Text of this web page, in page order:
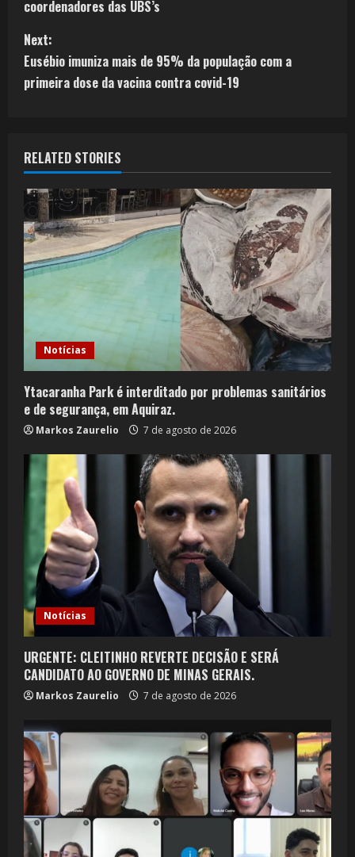
coordenadores das UBS’s
Next:
Eusébio imuniza mais de 95% da população com a
primeira dose da vacina contra covid-19
RELATED STORIES
Notícias
Ytacaranha Park é interditado por problemas sanitários
e de segurança, em Aquiraz.
Markos Zaurelio 7 de agosto de 2026
Notícias
URGENTE: CLEITINHO REVERTE DECISÃO E SERÁ
CANDIDATO AO GOVERNO DE MINAS GERAIS.
Markos Zaurelio 7 de agosto de 2026